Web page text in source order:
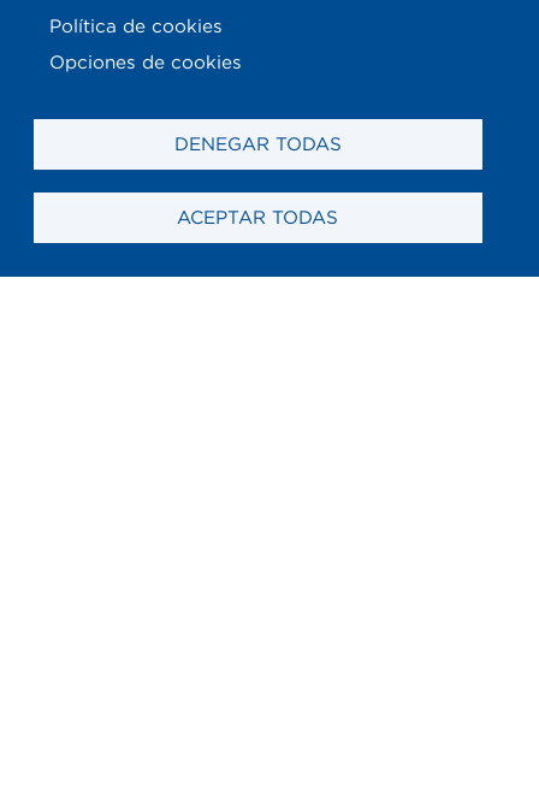
Política de cookies
Opciones de cookies
DENEGAR TODAS
ACEPTAR TODAS